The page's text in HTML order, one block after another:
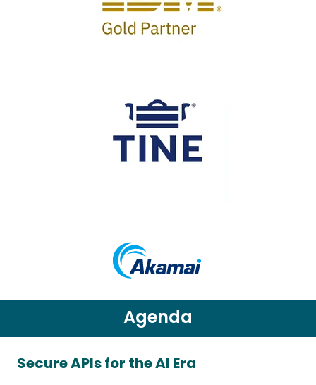
Agenda
Secure APIs for the AI Era